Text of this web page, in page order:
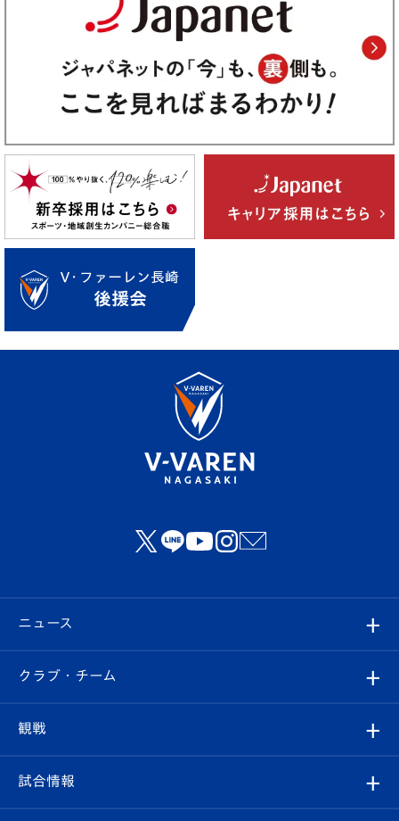
ニュース
すべて
クラブ
試合情報
クラブ・チーム
クラブ概要
観戦
観戦ルール
試合情報